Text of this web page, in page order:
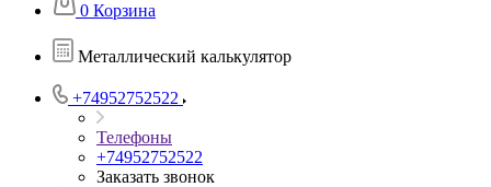
0 Корзина
Металлический калькулятор
+74952752522
Телефоны
+74952752522
Заказать звонок